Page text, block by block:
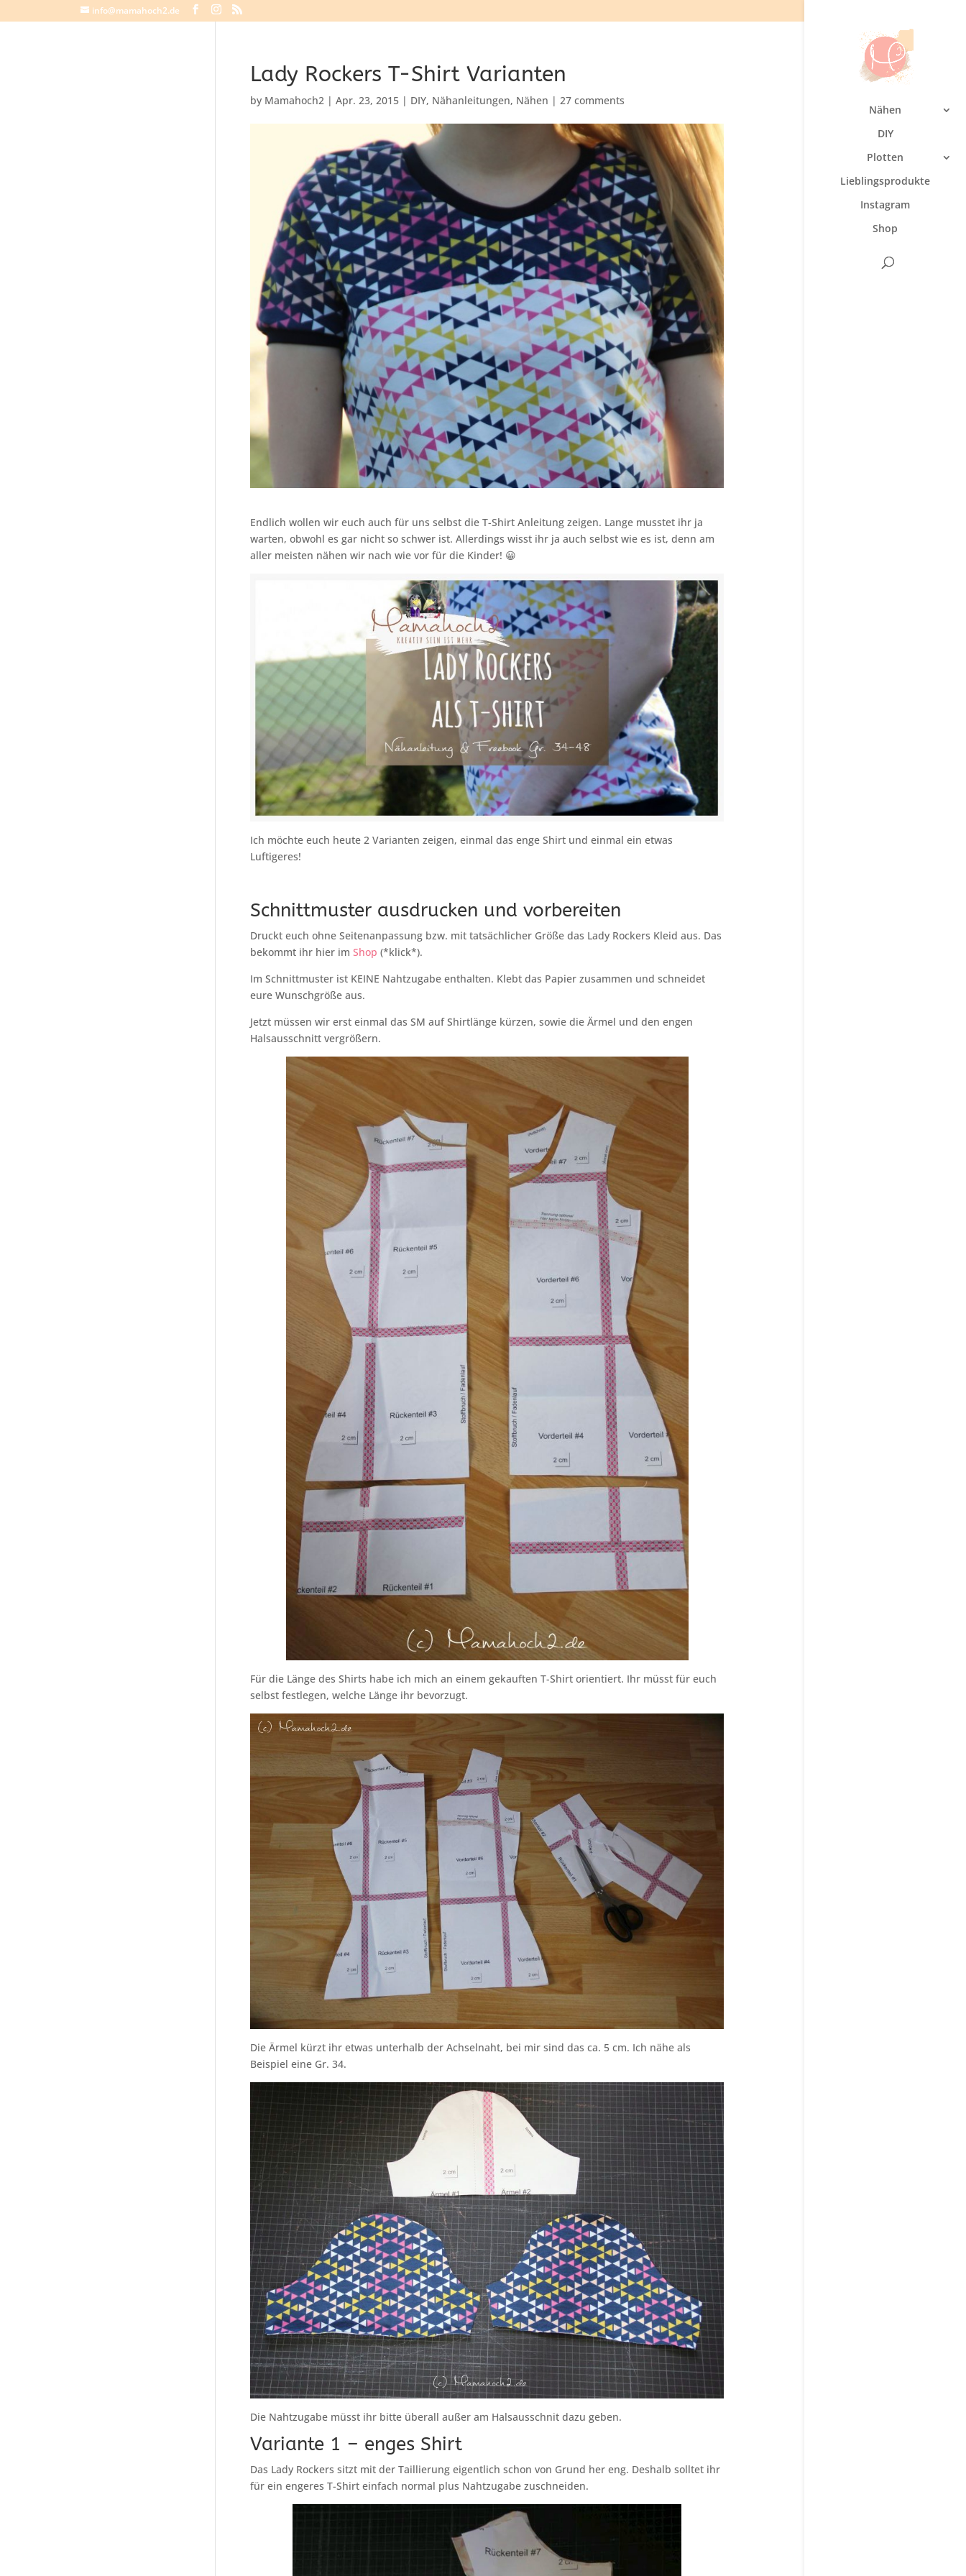
info@mamahoch2.de
Nähen
DIY
Plotten
Lieblingsprodukte
Instagram
Shop
Lady Rockers T-Shirt Varianten
by Mamahoch2 |Apr. 23, 2015 | DIY, Nähanleitungen, Nähen |27 comments
Endlich wollen wir euch auch für uns selbst die T-Shirt Anleitung zeigen. Lange musstet ihr ja
warten, obwohl es gar nicht so schwer ist. Allerdings wisst ihr ja auch selbst wie es ist, denn am
aller meisten nähen wir nach wie vor für die Kinder! 😀
Ich möchte euch heute 2 Varianten zeigen, einmal das enge Shirt und einmal ein etwas
Luftigeres!
Schnittmuster ausdrucken und vorbereiten
Druckt euch ohne Seitenanpassung bzw. mit tatsächlicher Größe das Lady Rockers Kleid aus. Das
bekommt ihr hier imShop (*klick*).
Im Schnittmuster ist KEINE Nahtzugabe enthalten. Klebt das Papier zusammen und schneidet
eure Wunschgröße aus.
Jetzt müssen wir erst einmal das SM auf Shirtlänge kürzen, sowie die Ärmel und den engen
Halsausschnitt vergrößern.
Für die Länge des Shirts habe ich mich an einem gekauften T-Shirt orientiert. Ihr müsst für euch
selbst festlegen, welche Länge ihr bevorzugt.
Die Ärmel kürzt ihr etwas unterhalb der Achselnaht, bei mir sind das ca. 5 cm. Ich nähe als
Beispiel eine Gr. 34.
Die Nahtzugabe müsst ihr bitte überall außer am Halsausschnit dazu geben.
Variante 1 – enges Shirt
Das Lady Rockers sitzt mit der Taillierung eigentlich schon von Grund her eng. Deshalb solltet ihr
für ein engeres T-Shirt einfach normal plus Nahtzugabe zuschneiden.